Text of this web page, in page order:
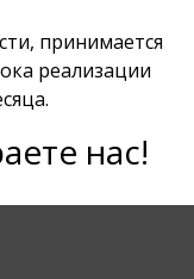
принимается
реализации
нас!